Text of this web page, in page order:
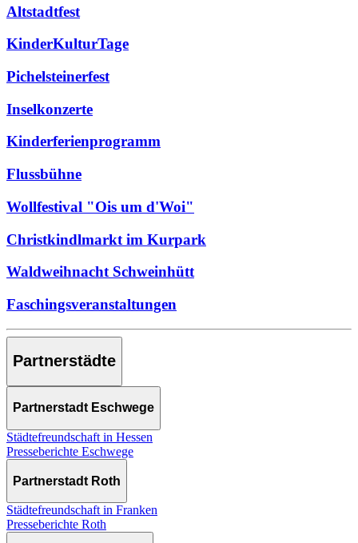
Altstadtfest
KinderKulturTage
Pichelsteinerfest
Inselkonzerte
Kinderferienprogramm
Flussbühne
Wollfestival "Ois um d'Woi"
Christkindlmarkt im Kurpark
Waldweihnacht Schweinhütt
Faschingsveranstaltungen
Partnerstädte
Partnerstadt Eschwege
Städtefreundschaft in Hessen
Presseberichte Eschwege
Partnerstadt Roth
Städtefreundschaft in Franken
Presseberichte Roth